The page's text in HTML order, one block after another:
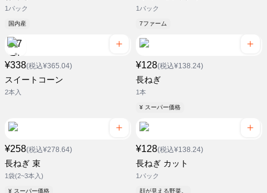
1パック
国内産
1パック
7ファーム
¥338(税込¥365.04)
スイートコーン
2本入
¥128(税込¥138.24)
長ねぎ
1本
¥ スーパー価格
¥258(税込¥278.64)
長ねぎ 束
1袋(2~3本入)
¥ スーパー価格
¥128(税込¥138.24)
長ねぎ カット
1パック
顔が見える野菜。